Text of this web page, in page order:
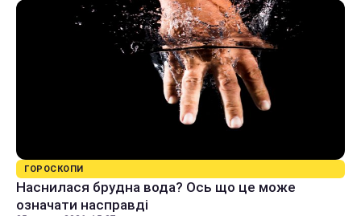
ГОРОСКОПИ
Наснилася брудна вода? Ось що це може
означати насправді